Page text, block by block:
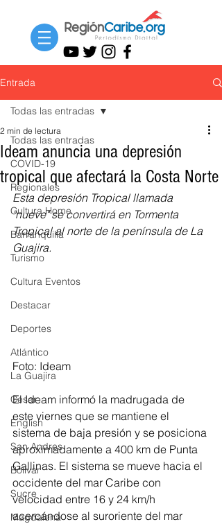
Entrada
Todas las entradas
COVID-19
Regionales
Cultura Home
Barranquilla
Turismo
Cultura Eventos
Destacar
Deportes
Atlántico
La Guajira
Cesar
English
San Andres
Bolívar
Sucre
Magdalena
Todas las entradas
Ideam anuncia una depresión
tropical que afectará la Costa Norte
2 min de lectura
Esta depresión Tropical llamada
"nueve" se convertirá en Tormenta
Tropical al norte de la península de La
Guajira.
Foto: Ideam
El Ideam informó la madrugada de
este viernes que se mantiene el
sistema de baja presión y se posiciona
aproximadamente a 400 km de Punta
Gallinas. El sistema se mueve hacia el
occidente del mar Caribe con
velocidad entre 16 y 24 km/h
acercándose al suroriente del mar